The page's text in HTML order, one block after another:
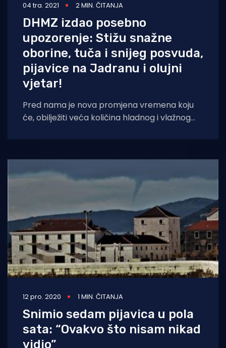
04 tra. 2021 2 MIN. ČITANJA
DHMZ izdao posebno
upozorenje: Stižu snažne
oborine, tuča i snijeg posvuda,
pijavice na Jadranu i olujni
vjetar!
Pred nama je nova promjena vremena koju
će, obilježiti veća količina hladnog i vlažnog
12 pro. 2020 1 MIN. ČITANJA
Snimio sedam pijavica u pola
sata: “Ovakvo što nisam nikad
vidio”